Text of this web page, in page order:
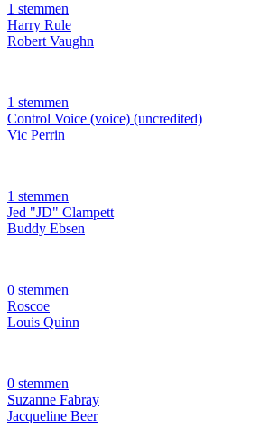
1 stemmen
Harry Rule
Robert Vaughn
1 stemmen
Control Voice (voice) (uncredited)
Vic Perrin
1 stemmen
Jed "JD" Clampett
Buddy Ebsen
0 stemmen
Roscoe
Louis Quinn
0 stemmen
Suzanne Fabray
Jacqueline Beer